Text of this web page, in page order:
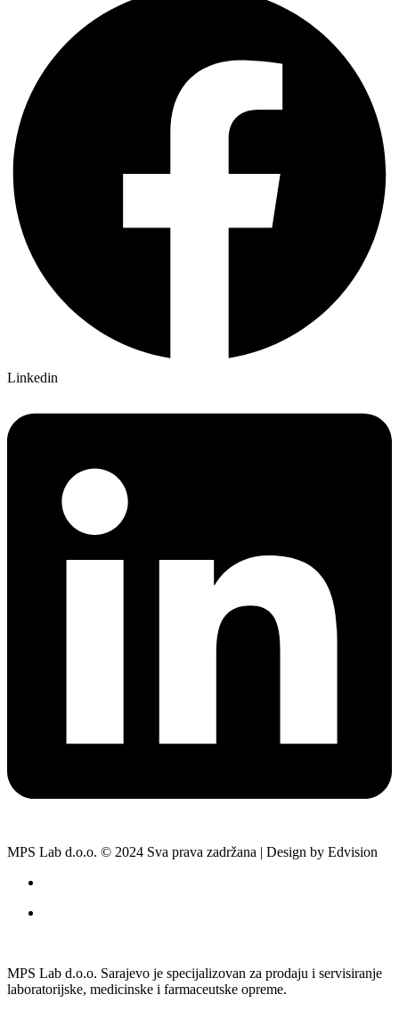
Linkedin
MPS Lab d.o.o. © 2024 Sva prava zadržana | Design by Edvision
MPS Lab d.o.o. Sarajevo je specijalizovan za prodaju i servisiranje
laboratorijske, medicinske i farmaceutske opreme.